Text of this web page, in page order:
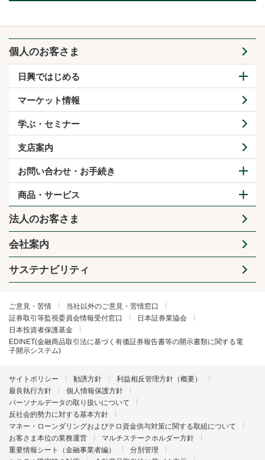
個人のお客さま
日興ではじめる
マーケット情報
学ぶ・セミナー
支店案内
お問い合わせ・お手続き
商品・サービス
法人のお客さま
会社案内
サステナビリティ
ご意見・苦情
当社以外のご意見・苦情窓口
証券取引等監視委員会情報受付窓口
日本証券業協会
日本投資者保護基金
EDINET(金融商品取引法に基づく有価証券報告書等の開示書類に関する電
子開示システム)
サイトポリシー 勧誘方針
利益相反管理方針（概要）
最良執行方針
個人情報保護方針
パーソナルデータの取り扱いについて
反社会的勢力に対する基本方針
マネー・ローンダリングおよびテロ資金供与対策に関する取組について
お客さま本位の業務運営
マルチステークホルダー方針
重要情報シート（金融事業者編）
分別管理